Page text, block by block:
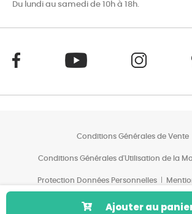
Ajouter au
Du lundi au samedi de 10h à 18h.
Conditions Générales de Vente
Conditions Générales d'Utilisation de la
Protection Données Personnelles
Conditions des Offres*